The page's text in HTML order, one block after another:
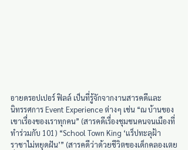
อายดรอปเปอร์ ฟิลล์ เป็นที่รู้จักจากงานสารคดีและ
นิทรรศการ Event Experience ต่างๆ เช่น “ณ บ้านของ
เขาเรื่องของเราทุกคน” (สารคดีเรื่องชุมชนคนจนเมืองที่
ทำร่วมกับ 101) “School Town King ‘แร็ปทะลุฝ้า
ราชาไม่หยุดฝัน’” (สารคดีว่าด้วยชีวิตของเด็กคลองเตย